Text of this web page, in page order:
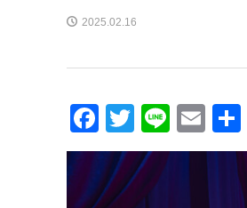
2025.02.16
Facebook
TwitterLine